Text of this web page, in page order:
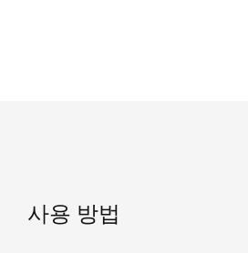
사용 방법